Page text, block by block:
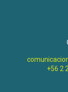
+56 2